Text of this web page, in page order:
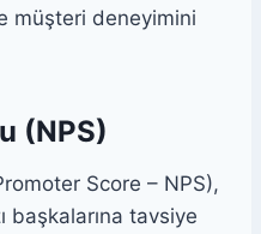
müşteri deneyimini
(NPS)
Score – NPS),
başkalarına tavsiye